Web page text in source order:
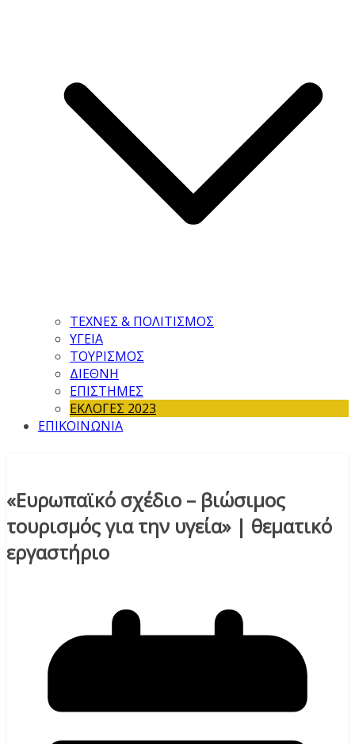
ΤΕΧΝΕΣ & ΠΟΛΙΤΙΣΜΟΣ
ΥΓΕΙΑ
ΤΟΥΡΙΣΜΟΣ
ΔΙΕΘΝΗ
ΕΠΙΣΤΗΜΕΣ
ΕΚΛΟΓΕΣ 2023
ΕΠΙΚΟΙΝΩΝΙΑ
«Ευρωπαϊκό σχέδιο – βιώσιμος
τουρισμός για την υγεία» | θεματικό
εργαστήριο